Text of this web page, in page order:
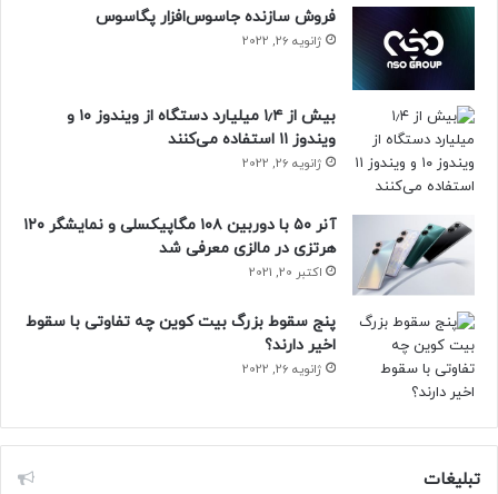
فروش سازنده جاسوس‌افزار پگاسوس
ژانویه 26, 2022
بیش از ۱٫۴ میلیارد دستگاه از ویندوز ۱۰ و
ویندوز ۱۱ استفاده می‌کنند
ژانویه 26, 2022
آنر ۵۰ با دوربین ۱۰۸ مگاپیکسلی و نمایشگر ۱۲۰
هرتزی در مالزی معرفی شد
اکتبر 20, 2021
پنج سقوط بزرگ بیت کوین چه تفاوتی با سقوط
اخیر دارند؟
ژانویه 26, 2022
تبلیغات